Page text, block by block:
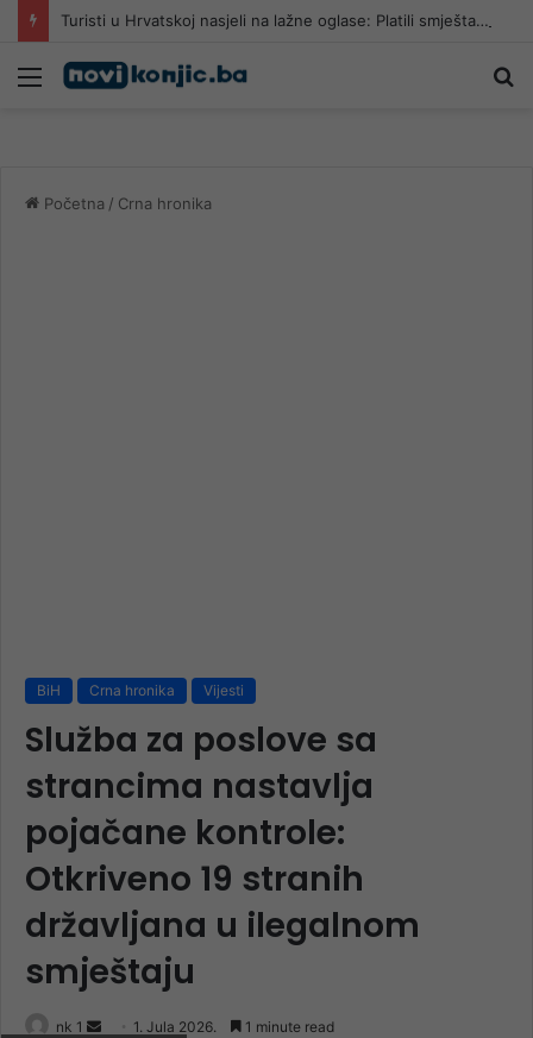
Turisti u Hrvatskoj nasjeli na lažne oglase: Platili smještaj, a apartmana nema
Meni
Početna / Crna hronika
BiH Crna hronika Vijesti
Služba za poslove sa
strancima nastavlja
pojačane kontrole:
Otkriveno 19 stranih
državljana u ilegalnom
smještaju
nk 1
Send 1. Jula 2026. 1 minute read